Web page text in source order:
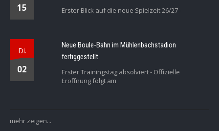
15
Erster Blick auf die neue Spielzeit 26/27 -
Di.
02
Neue Boule-Bahn im Mühlenbachstadion
fertiggestellt
Erster Trainingstag absolviert - Offizielle
Eröffnung folgt am
mehr zeigen...